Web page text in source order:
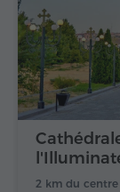
2 km du centre